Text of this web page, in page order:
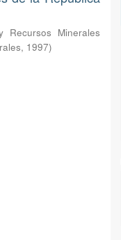
Recursos Minerales
, 1997)